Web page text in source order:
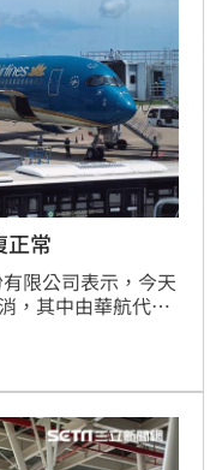
常
限公司表示，今天
，其中由華航代理